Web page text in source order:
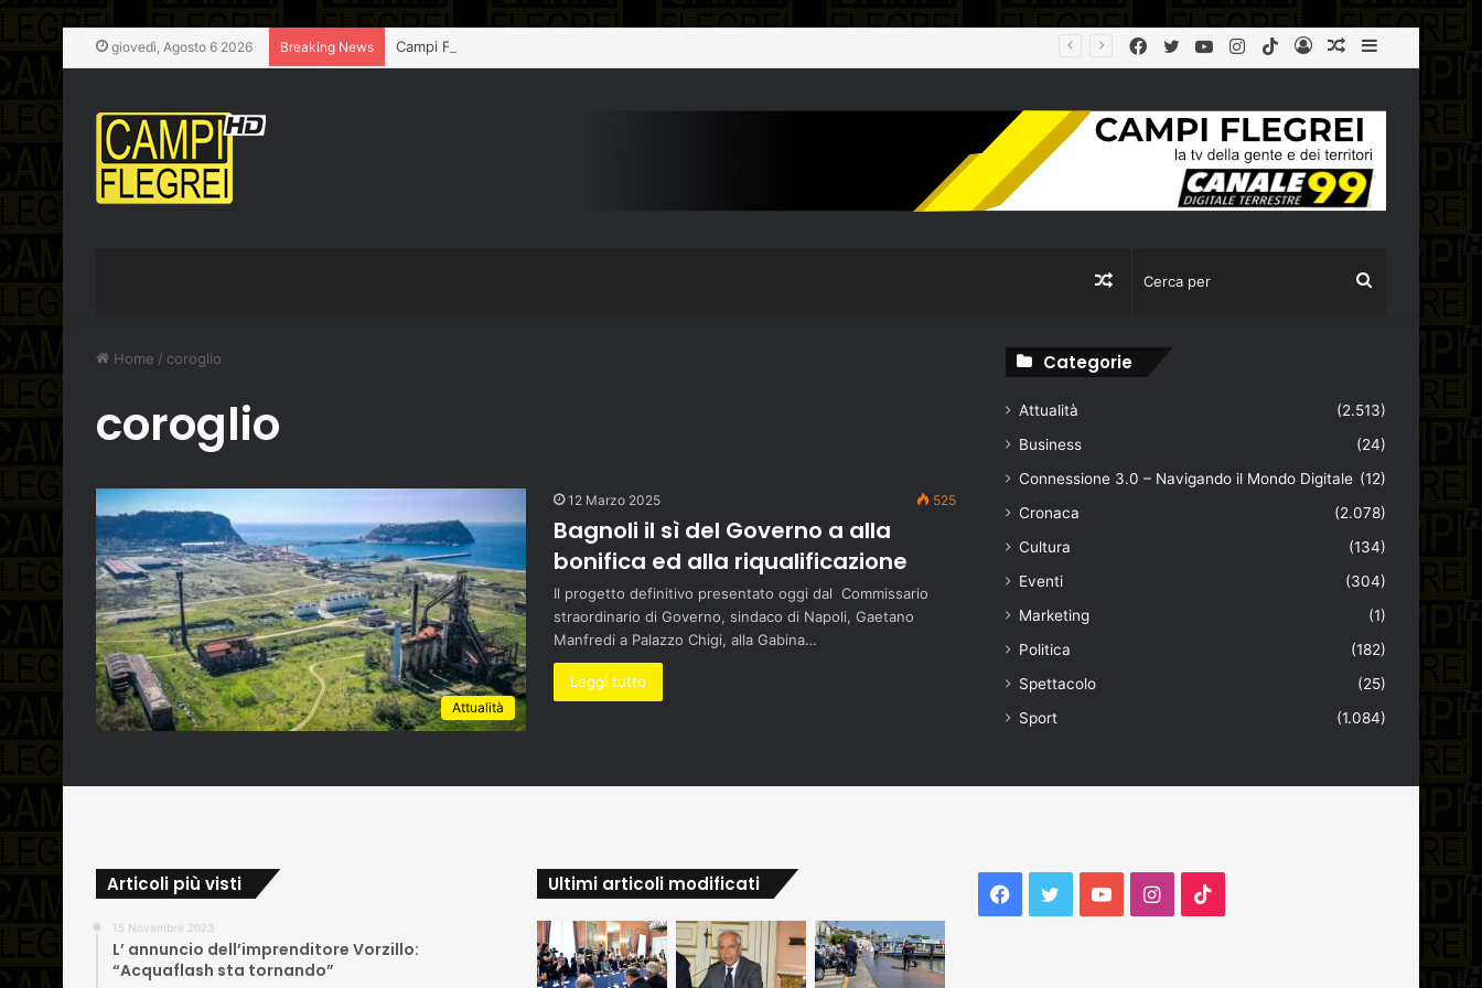
giovedì, Agosto 6 2026 Breaking News Campi Flegrei, Piantedosi: “I 100 milioni sono una prima risposta” Sidebar
Articolo
Log
TikTok
Instagram
YouTube
Twitter
Facebook
Cerca
Articolo
casuale
Home / coroglio
coroglio
Attualità
12 Marzo 2025 525
Bagnoli il sì del Governo a alla
bonifica ed alla riqualificazione
Il progetto definitivo presentato oggi dal Commissario
straordinario di Governo, sindaco di Napoli, Gaetano
Manfredi a Palazzo Chigi, alla Gabina…
Leggi tutto
Categorie
Attualità
(2.513)
Business
(24)
Connessione 3.0 – Navigando il Mondo Digitale (12)
Cronaca
(2.078)
Cultura
(134)
Eventi
(304)
Marketing
(1)
Politica
(182)
Spettacolo
(25)
Sport
(1.084)
Articoli più visti
15 Novembre 2023
L’ annuncio dell’imprenditore Vorzillo:
“Acquaflash sta tornando”
Ultimi articoli modificati Facebook
TwitterYouTubeInstagram
TikTok